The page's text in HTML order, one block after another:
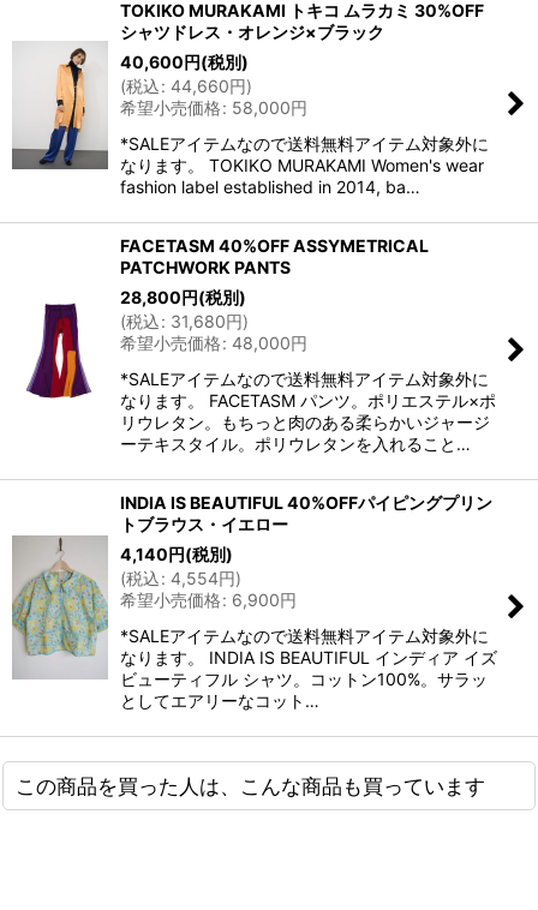
TOKIKO MURAKAMI トキコ ムラカミ 30%OFF
シャツドレス・オレンジ×ブラック
40,600円(税別)
(税込: 44,660円)
希望小売価格: 58,000円
*SALEアイテムなので送料無料アイテム対象外に
なります。 TOKIKO MURAKAMI Women's wear
fashion label established in 2014, ba…
FACETASM 40%OFF ASSYMETRICAL
PATCHWORK PANTS
28,800円(税別)
(税込: 31,680円)
希望小売価格: 48,000円
*SALEアイテムなので送料無料アイテム対象外に
なります。 FACETASM パンツ。ポリエステル×ポ
リウレタン。もちっと肉のある柔らかいジャージ
ーテキスタイル。ポリウレタンを入れること…
INDIA IS BEAUTIFUL 40%OFFパイピングプリン
トブラウス・イエロー
4,140円(税別)
(税込: 4,554円)
希望小売価格: 6,900円
*SALEアイテムなので送料無料アイテム対象外に
なります。 INDIA IS BEAUTIFUL インディア イズ
ビューティフル シャツ。コットン100%。サラッ
としてエアリーなコット…
この商品を買った人は、こんな商品も買っています